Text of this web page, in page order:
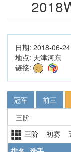
日期: 2018-06-24
地点: 天津河东
链接:
冠军 前三
三阶 初赛